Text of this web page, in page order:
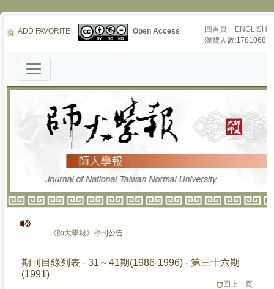
ADD FAVORITE Open Access 回首頁
ENGLISH
瀏覽人數:1781068
《師大學報》停刊公告
期刊目錄列表 - 31～41期(1986-1996) - 第三十六期
(1991)
回上一頁